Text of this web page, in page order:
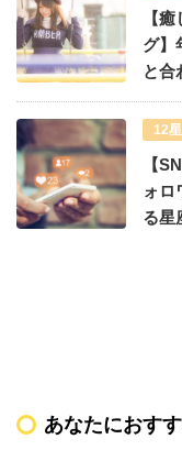
【
グ】
と合
12
【
ォロ
る星
あなたにおす